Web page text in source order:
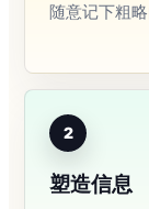
随意记下粗
2
塑造信息